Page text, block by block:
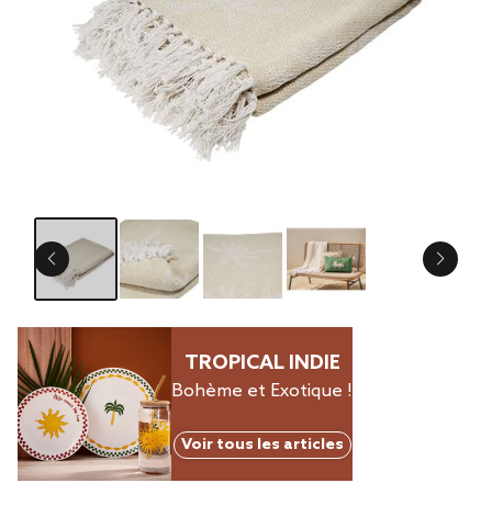
TROPICAL INDIE
Bohème et Exotique !
Voir tous les articles